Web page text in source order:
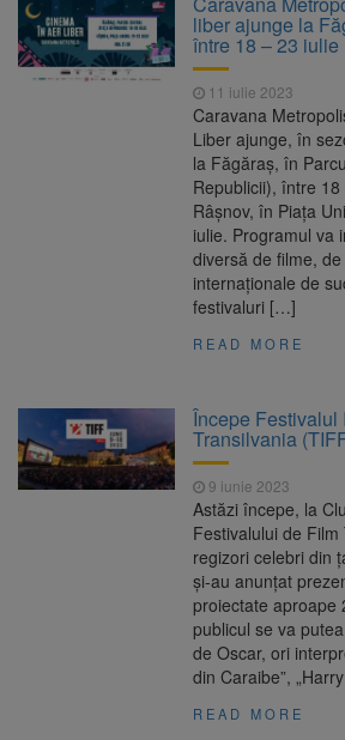
10 august 2026
Nivelul Dunării a
Cernavodă. Unitatea 2 a centralei
poate funcționa cel puțin încă nouă zile
Șapte persoane,
preventiv după atacul asupra
Încă 11,5 milioane de
nerambursabili pentru a păstra vie istoria
liber ajunge la
între 18 – 23 iulie
11 iulie 2023
Caravana
Liber ajunge, în
la Făgăraș, în
Republicii), între
Râșnov, în Piața
iulie. Programul va
diversă de filme,
internaționale de
festivaluri […]
READ MORE
Începe
Transilvania
9 iunie 2023
Astăzi începe, la
Festivalului de
regizori celebri din
şi-au anunţat
proiectate aproape
publicul se va
de Oscar, ori
din Caraibe”,
READ MORE